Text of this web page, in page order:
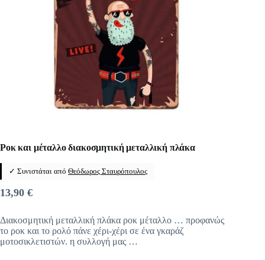
Ροκ και μέταλλο διακοσμητική μεταλλική πλάκα
✓ Συνιστάται από Θεόδωρος Σταυρόπουλος
13,90 €
Διακοσμητική μεταλλική πλάκα ροκ μέταλλο … προφανώς
το ροκ και το ρολό πάνε χέρι-χέρι σε ένα γκαράζ
μοτοσικλετιστών. η συλλογή μας …